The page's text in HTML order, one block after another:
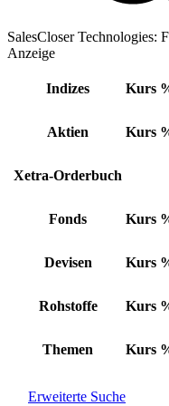
SalesCloser Technologies:
Anzeige
Indizes Kurs
Aktien Kurs
Xetra-Orderbuch
Fonds Kurs
Devisen Kurs
Rohstoffe Kurs
Themen Kurs
Erweiterte Suche